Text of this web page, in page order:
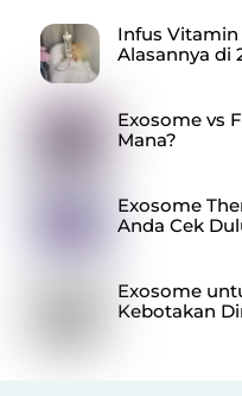
Infus Vitamin
Alasannya di
Exosome vs
Mana?
Exosome
Anda Cek
Exosome
Kebotakan